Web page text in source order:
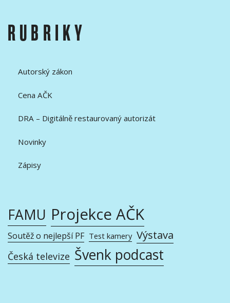
RUBRIKY
Autorský zákon
Cena AČK
DRA – Digitálně restaurovaný autorizát
Novinky
Zápisy
FAMU Projekce AČK
Soutěž o nejlepší PF Test kamery Výstava
Česká televize Švenk podcast